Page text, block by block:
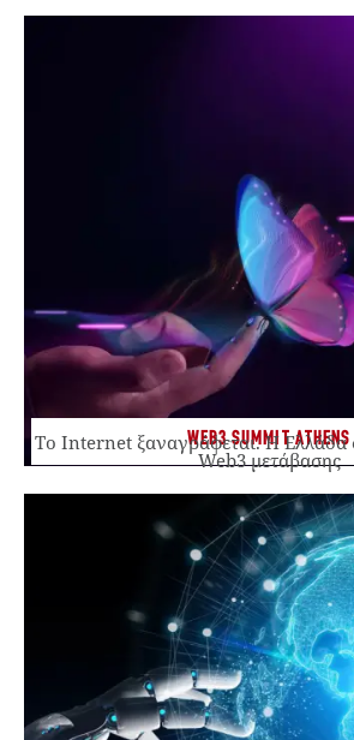
WEB3 SUMMIT ATHENS
Το Internet ξαναγράφεται. Η Ελλάδα
Web3 μετάβασης